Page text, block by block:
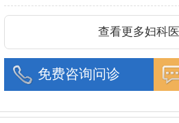
查看更多妇科
免费咨询问诊